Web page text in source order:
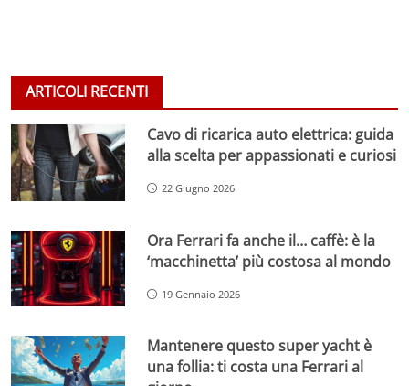
ARTICOLI RECENTI
Cavo di ricarica auto elettrica: guida
alla scelta per appassionati e curiosi
22 Giugno 2026
Ora Ferrari fa anche il… caffè: è la
‘macchinetta’ più costosa al mondo
19 Gennaio 2026
Mantenere questo super yacht è
una follia: ti costa una Ferrari al